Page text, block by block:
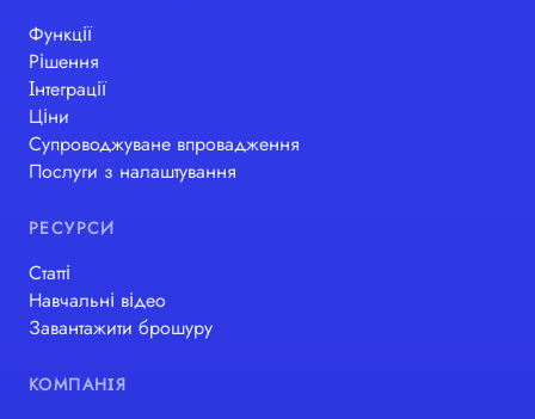
Функції
Рішення
Інтеграції
Ціни
Супроводжуване впровадження
Послуги з налаштування
РЕСУРСИ
Статті
Навчальні відео
Завантажити брошуру
КОМПАНІЯ